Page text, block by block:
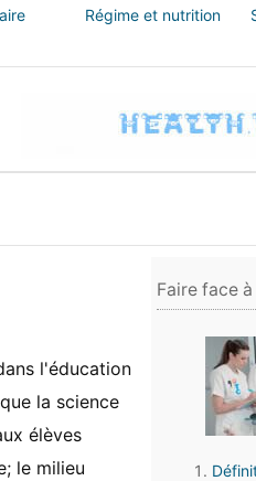
Régime et nutrition
l'éducation
la science
élèves
le milieu
Faire face